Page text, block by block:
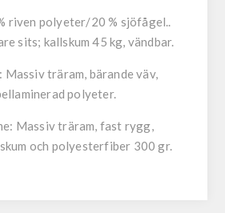
riven polyeter/20 % sjöfågel..
sits; kallskum 45 kg, vändbar.
Massiv träram, bärande väv,
polyeter.
Massiv träram, fast rygg,
och polyesterfiber 300 gr.